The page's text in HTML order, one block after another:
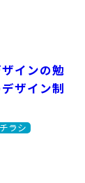
インの勉
ザイン制
チラシ